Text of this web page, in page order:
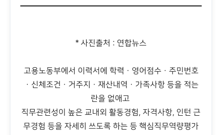
* 사진출처 : 연합뉴스
고용노동부에서 이력서에 학력ㆍ영어점수ㆍ주민번호
ㆍ신체조건ㆍ거주지ㆍ재산내역ㆍ가족사항 등을 적는
란을 없애고
직무관련성이 높은 교내외 활동경험, 자격사항, 인턴 근
무경험 등을 자세히 쓰도록 하는 등 핵심직무역량평가